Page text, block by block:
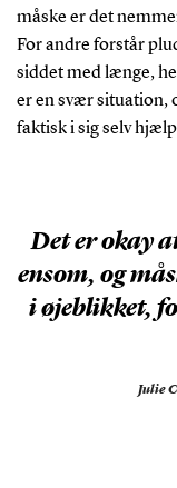
måske er det
For andre forstår
siddet med længe,
er en svær situation,
faktisk i sig selv
Det er okay
ensom, og
i øjeblikket,
Julie